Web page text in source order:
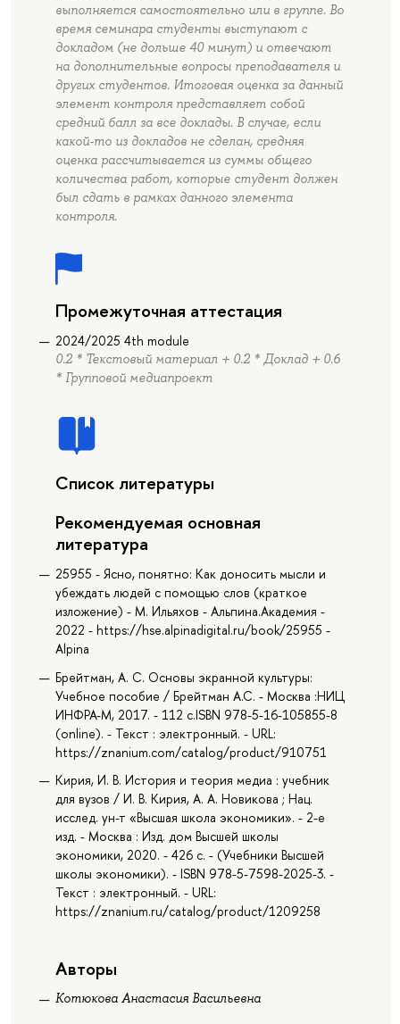
выполняется самостоятельно или в группе. Во
время семинара студенты выступают с
докладом (не дольше 40 минут) и отвечают
на дополнительные вопросы преподавателя и
других студентов. Итоговая оценка за данный
элемент контроля представляет собой
средний балл за все доклады. В случае, если
какой-то из докладов не сделан, средняя
оценка рассчитывается из суммы общего
количества работ, которые студент должен
был сдать в рамках данного элемента
контроля.
Промежуточная аттестация
2024/2025 4th module
0.2 * Текстовый материал + 0.2 * Доклад + 0.6
* Групповой медиапроект
Список литературы
Рекомендуемая основная
литература
25955 - Ясно, понятно: Как доносить мысли и
убеждать людей с помощью слов (краткое
изложение) - М. Ильяхов - Альпина.Академия -
2022 - https://hse.alpinadigital.ru/book/25955 -
Alpina
Брейтман, А. С. Основы экранной культуры:
Учебное пособие / Брейтман А.С. - Москва :НИЦ
ИНФРА-М, 2017. - 112 с.ISBN 978-5-16-105855-8
(online). - Текст : электронный. - URL:
https://znanium.com/catalog/product/910751
Кирия, И. В. История и теория медиа : учебник
для вузов / И. В. Кирия, А. А. Новикова ; Нац.
исслед. ун-т «Высшая школа экономики». - 2-е
изд. - Москва : Изд. дом Высшей школы
экономики, 2020. - 426 с. - (Учебники Высшей
школы экономики). - ISBN 978-5-7598-2025-3. -
Текст : электронный. - URL:
https://znanium.ru/catalog/product/1209258
Авторы
Котюкова Анастасия Васильевна